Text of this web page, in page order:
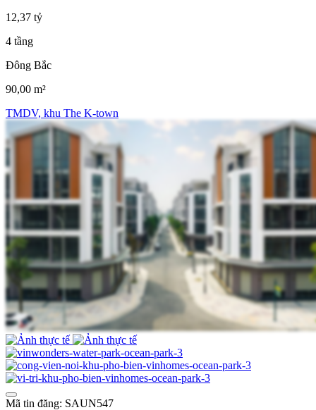
12,37 tỷ
4 tầng
Đông Bắc
90,00 m²
TMDV, khu The K-town
Mã tin đăng: SAUN547